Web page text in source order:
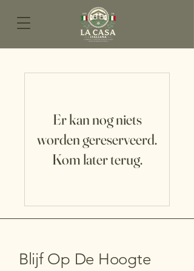
Er kan nog niets
worden gereserveerd.
Kom later terug.
Blijf Op De Hoogte